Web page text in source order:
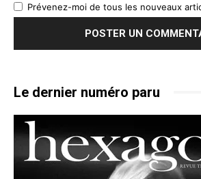
Prévenez-moi de tous les nouveaux
Le dernier numéro paru